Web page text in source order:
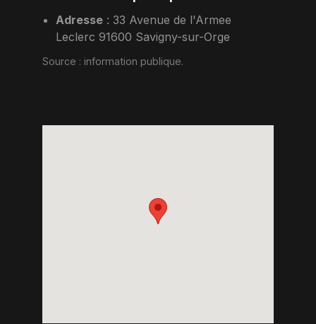
Adresse : 33 Avenue de l'Armee
Leclerc 91600 Savigny-sur-Orge
Source : information publique.